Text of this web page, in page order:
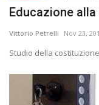
Educazione
Vittorio Petrelli Nov 23,
Studio della